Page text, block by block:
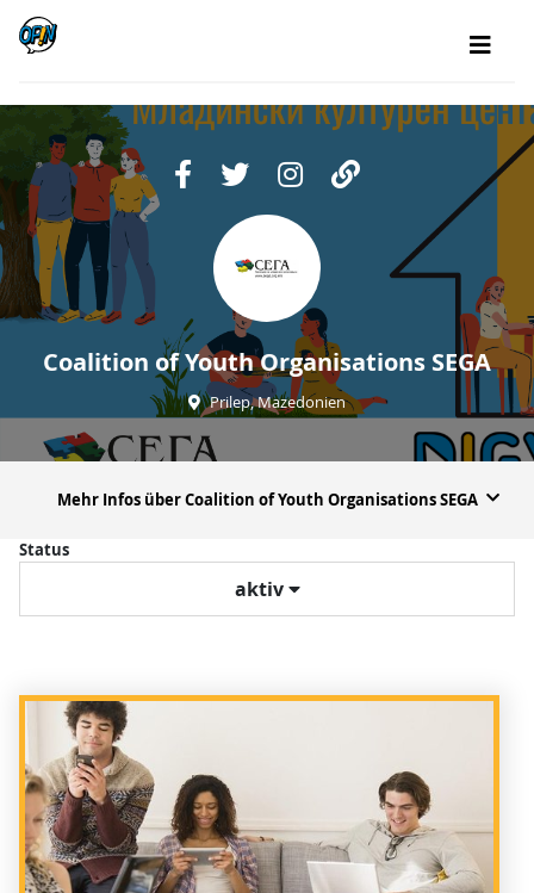
Coalition of Youth Organisations SEGA
Prilep, Mazedonien
Mehr Infos über Coalition of Youth Organisations SEGA
Status
aktiv